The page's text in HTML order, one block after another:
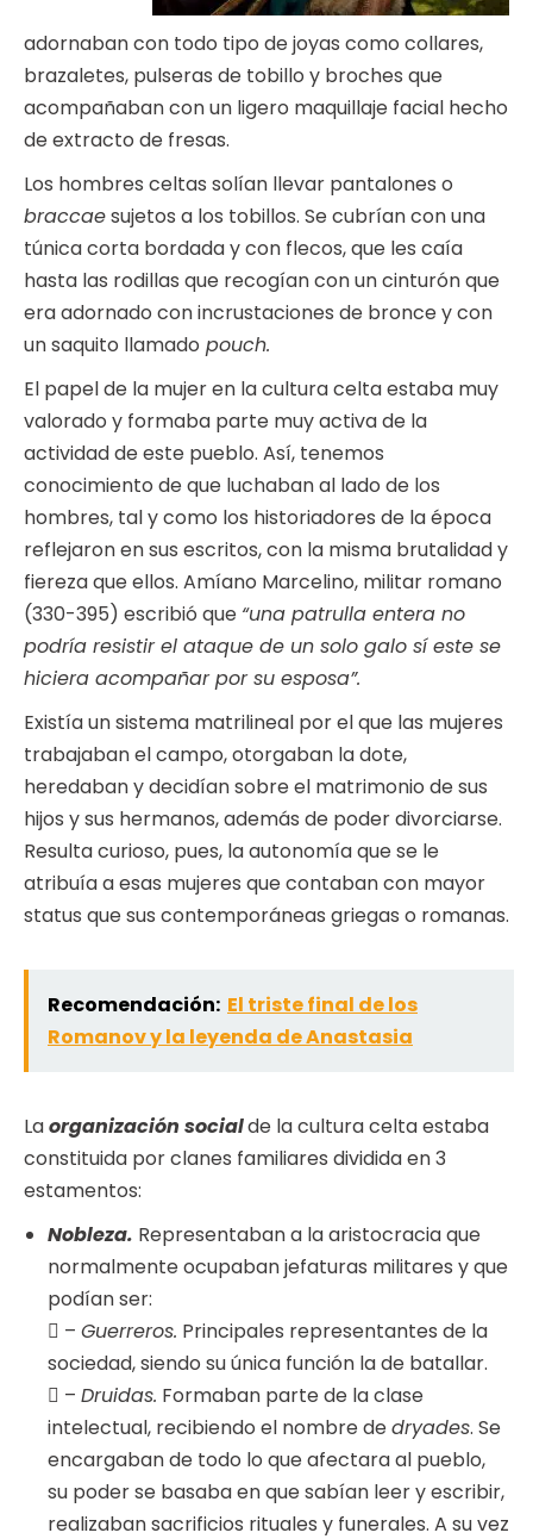
adornaban con todo tipo de joyas como collares,
brazaletes, pulseras de tobillo y broches que
acompañaban con un ligero maquillaje facial hecho
de extracto de fresas.
Los hombres celtas solían llevar pantalones o
braccaesujetos a los tobillos. Se cubrían con una
túnica corta bordada y con flecos, que les caía
hasta las rodillas que recogían con un cinturón que
era adornado con incrustaciones de bronce y con
un saquito llamado pouch.
El papel de la mujer en la cultura celta estaba muy
valorado y formaba parte muy activa de la
actividad de este pueblo. Así, tenemos
conocimiento de que luchaban al lado de los
hombres, tal y como los historiadores de la época
reflejaron en sus escritos, con la misma brutalidad y
fiereza que ellos. Amíano Marcelino, militar romano
(330-395) escribió que “una patrulla entera no
podría resistir el ataque de un solo galo sí este se
hiciera acompañar por su esposa”.
Existía un sistema matrilineal por el que las mujeres
trabajaban el campo, otorgaban la dote,
heredaban y decidían sobre el matrimonio de sus
hijos y sus hermanos, además de poder divorciarse.
Resulta curioso, pues, la autonomía que se le
atribuía a esas mujeres que contaban con mayor
status que sus contemporáneas griegas o romanas.
Recomendación: El triste final de los
Romanov y la leyenda de Anastasia
Laorganización socialde la cultura celta estaba
constituida por clanes familiares dividida en 3
estamentos:
Nobleza. Representaban a la aristocracia que
normalmente ocupaban jefaturas militares y que
podían ser:
 – Guerreros. Principales representantes de la
sociedad, siendo su única función la de batallar.
 – Druidas. Formaban parte de la clase
intelectual, recibiendo el nombre dedryades. Se
encargaban de todo lo que afectara al pueblo,
su poder se basaba en que sabían leer y escribir,
realizaban sacrificios rituales y funerales. A su vez